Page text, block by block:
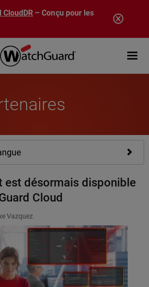
CloudDR – Conçu pour les
Open
est désormais disponible
Cloud
Vazquez